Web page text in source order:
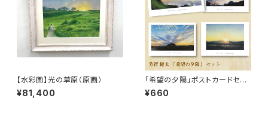
【水彩画】光の草原（原画）
¥81,400
「希望の夕陽」ポストカードセッ
ト（4枚入り）
¥660